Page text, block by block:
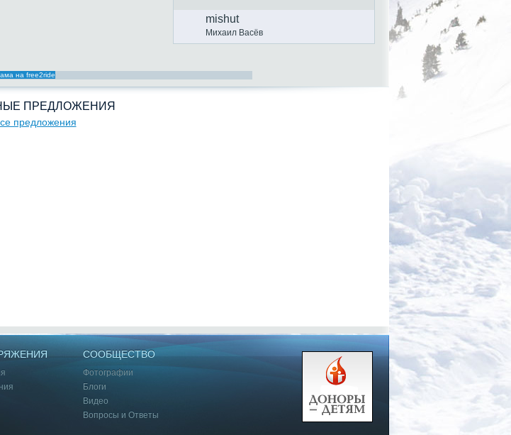
mishut
Михаил Васёв
на free2ride
ПРЕДЛОЖЕНИЯ
предложения
СООБЩЕСТВО
Фотографии
Блоги
Видео
Вопросы и Ответы